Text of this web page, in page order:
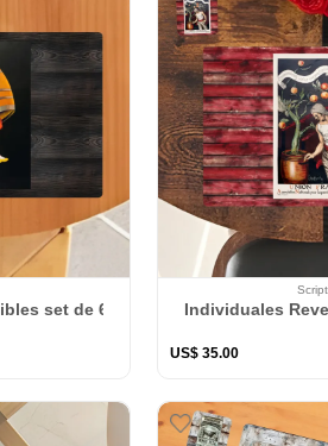
set de 6 rectangular 41*27 cm + 6
Individuales
US$ 35.00